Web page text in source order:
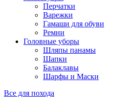
Перчатки
Варежки
Гамаши для обуви
Ремни
Головные уборы
Шляпы панамы
Шапки
Балаклавы
Шарфы и Маски
Все для похода